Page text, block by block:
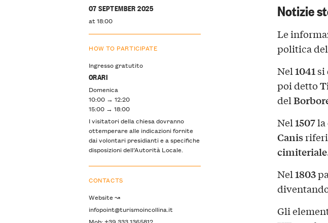
Notizie
Le
politica
Nel1041si
poi detto
del
Nel1507la
Canis
cimiteriale
Nel1803
Gli
07 SEPTEMBER 2025
at 18:00
HOW TO PARTICIPATE
Ingresso gratutito
ORARI
Domenica
10:00 → 12:20
15:00 → 18:00
I visitatori della chiesa dovranno
ottemperare alle indicazioni fornite
dai volontari presidianti e a specifiche
disposizioni dell’Autorità Locale.
CONTACTS
Website ↝
infopoint@turismoincollina.it